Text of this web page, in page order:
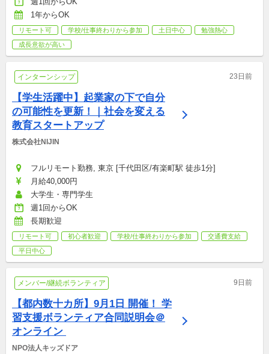
1年からOK
リモート可 学校/仕事終わりから参加 土日中心
勉強熱心
成長意欲が高い
インターンシップ 23日前
【学生活躍中】起業家の下で自分
の可能性を更新！｜社会を変える
教育スタートアップ
株式会社NIJIN
フルリモート勤務, 東京 [千代田区/有楽町駅 徒歩1分]
月給40,000円
大学生・専門学生
週1回からOK
長期歓迎
リモート可 初心者歓迎 学校/仕事終わりから参加
交通費支給
平日中心
メンバー/継続ボランティア 9日前
【都内数十カ所】9月1日 開催！ 学
習支援ボランティア合同説明会＠
NPO法人キッズドア